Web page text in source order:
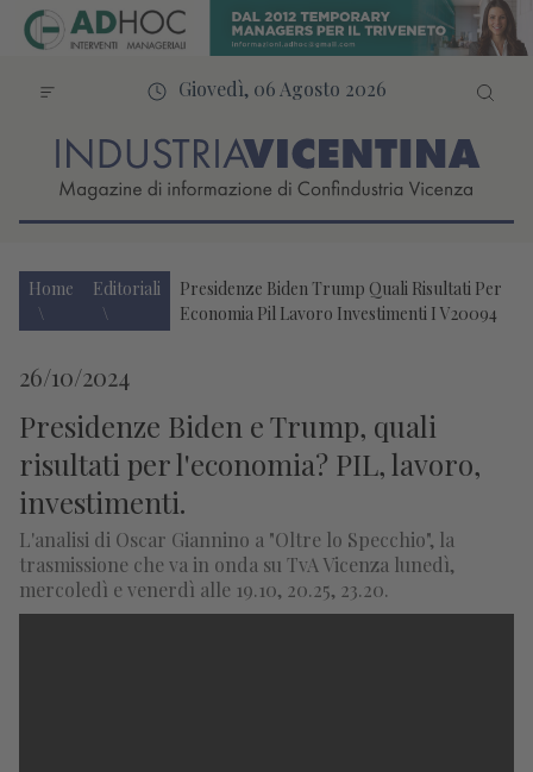
Giovedì, 06 Agosto 2026
Home Editoriali
Presidenze Biden Trump Quali Risultati Per
Economia Pil Lavoro Investimenti I V20094
26/10/2024
Presidenze Biden e Trump, quali
risultati per l'economia? PIL, lavoro,
investimenti.
L'analisi di Oscar Giannino a "Oltre lo Specchio", la
trasmissione che va in onda su TvA Vicenza lunedì,
mercoledì e venerdì alle 19.10, 20.25, 23.20.